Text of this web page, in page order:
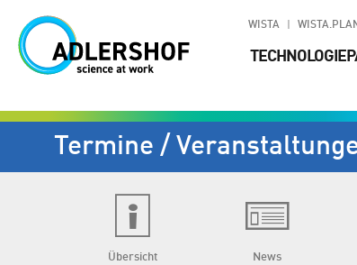
WISTA
Termine /
Übersicht News